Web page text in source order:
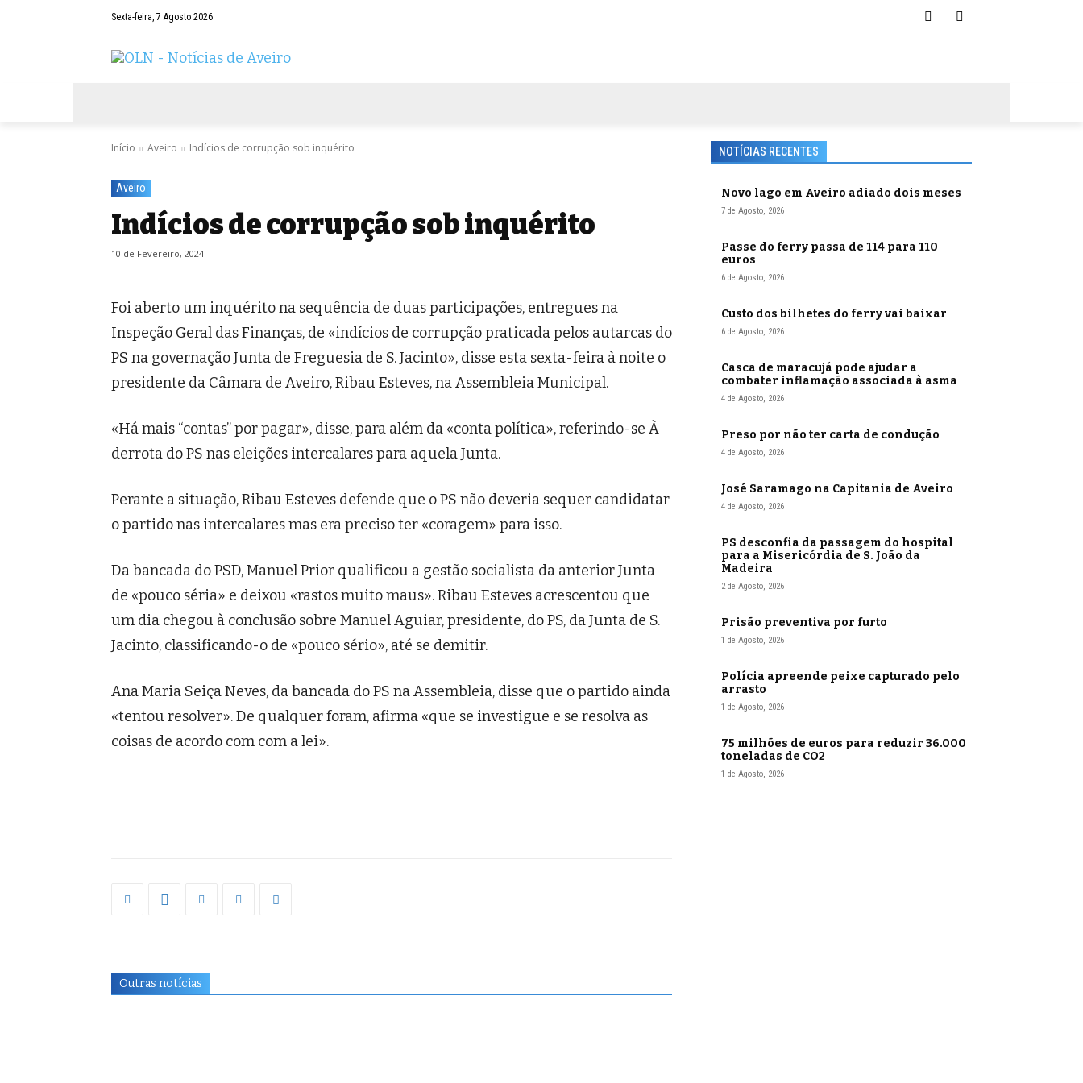
Sexta-feira, 7 Agosto 2026
Início Aveiro Indícios de corrupção sob inquérito
Aveiro
Indícios de corrupção sob inquérito
10 de Fevereiro, 2024
Foi aberto um inquérito na sequência de duas participações, entregues na
Inspeção Geral das Finanças, de «indícios de corrupção praticada pelos autarcas do
PS na governação Junta de Freguesia de S. Jacinto», disse esta sexta-feira à noite o
presidente da Câmara de Aveiro, Ribau Esteves, na Assembleia Municipal.
«Há mais “contas” por pagar», disse, para além da «conta política», referindo-se À
derrota do PS nas eleições intercalares para aquela Junta.
Perante a situação, Ribau Esteves defende que o PS não deveria sequer candidatar
o partido nas intercalares mas era preciso ter «coragem» para isso.
Da bancada do PSD, Manuel Prior qualificou a gestão socialista da anterior Junta
de «pouco séria» e deixou «rastos muito maus». Ribau Esteves acrescentou que
um dia chegou à conclusão sobre Manuel Aguiar, presidente, do PS, da Junta de S.
Jacinto, classificando-o de «pouco sério», até se demitir.
Ana Maria Seiça Neves, da bancada do PS na Assembleia, disse que o partido ainda
«tentou resolver». De qualquer foram, afirma «que se investigue e se resolva as
coisas de acordo com com a lei».
Outras notícias
NOTÍCIAS RECENTES
Novo lago em Aveiro adiado dois meses
7 de Agosto, 2026
Passe do ferry passa de 114 para 110
euros
6 de Agosto, 2026
Custo dos bilhetes do ferry vai baixar
6 de Agosto, 2026
Casca de maracujá pode ajudar a
combater inflamação associada à asma
4 de Agosto, 2026
Preso por não ter carta de condução
4 de Agosto, 2026
José Saramago na Capitania de Aveiro
4 de Agosto, 2026
PS desconfia da passagem do hospital
para a Misericórdia de S. João da
Madeira
2 de Agosto, 2026
Prisão preventiva por furto
1 de Agosto, 2026
Polícia apreende peixe capturado pelo
arrasto
1 de Agosto, 2026
75 milhões de euros para reduzir 36.000
toneladas de CO2
1 de Agosto, 2026